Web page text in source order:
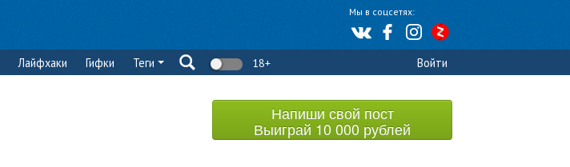
Мы в соцсетях:
Лайфхаки Гифки Теги 18+ Войти
Напиши свой пост
Выиграй 10 000 рублей